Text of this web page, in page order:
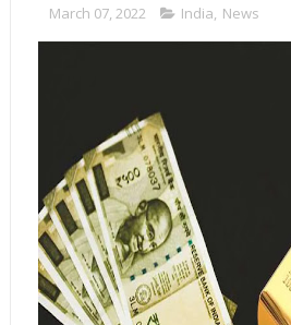
March 07, 2022 India, News